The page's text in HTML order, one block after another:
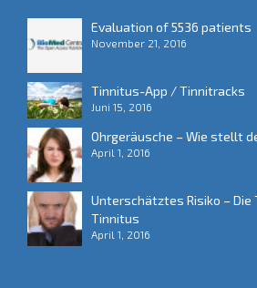
Evaluation of 5536 patients
November 21, 2016
Tinnitus-App / Tinnitracks
Juni 15, 2016
Ohrgeräusche – Wie stellt
April 1, 2016
Unterschätztes Risiko – Die
Tinnitus
April 1, 2016